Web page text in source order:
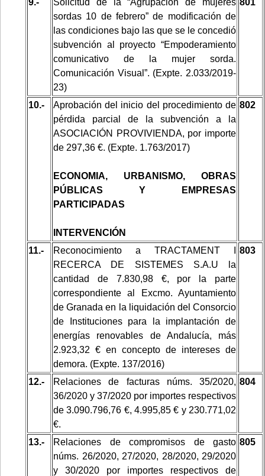
sordas 10 de febrero” de modificación de
las condiciones bajo las que se le concedió
subvención al proyecto “Empoderamiento
comunicativo de la mujer sorda.
Comunicación Visual”. (Expte. 2.033/2019-
23)
10.-
Aprobación del inicio del procedimiento de
pérdida parcial de la subvención a la
ASOCIACIÓN PROVIVIENDA, por importe
de 297,36 €. (Expte. 1.763/2017)
ECONOMIA, URBANISMO, OBRAS
PÚBLICAS Y EMPRESAS
PARTICIPADAS
INTERVENCIÓN
802
11.-
Reconocimiento a TRACTAMENT I
RECERCA DE SISTEMES S.A.U la
cantidad de 7.830,98 €, por la parte
correspondiente al Excmo. Ayuntamiento
de Granada en la liquidación del Consorcio
de Instituciones para la implantación de
energías renovables de Andalucía, más
2.923,32 € en concepto de intereses de
demora. (Expte. 137/2016)
803
12.-
Relaciones de facturas núms. 35/2020,
36/2020 y 37/2020 por importes respectivos
de 3.090.796,76 €, 4.995,85 € y 230.771,02
€.
804
13.-
Relaciones de compromisos de gasto
núms. 26/2020, 27/2020, 28/2020, 29/2020
y 30/2020 por importes respectivos de
805